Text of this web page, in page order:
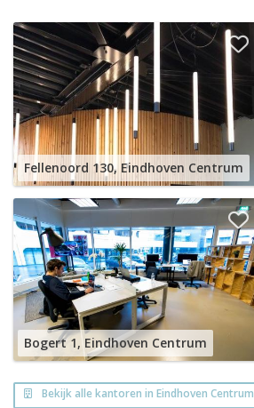
Fellenoord 130, Eindhoven Centrum
Bogert 1, Eindhoven Centrum
Bekijk alle kantoren in Eindhoven Centrum